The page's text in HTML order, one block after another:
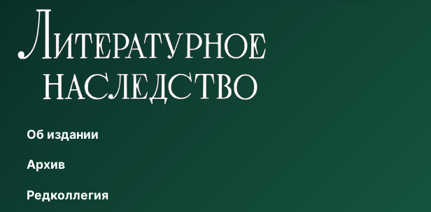
Об издании
Архив
Редколлегия